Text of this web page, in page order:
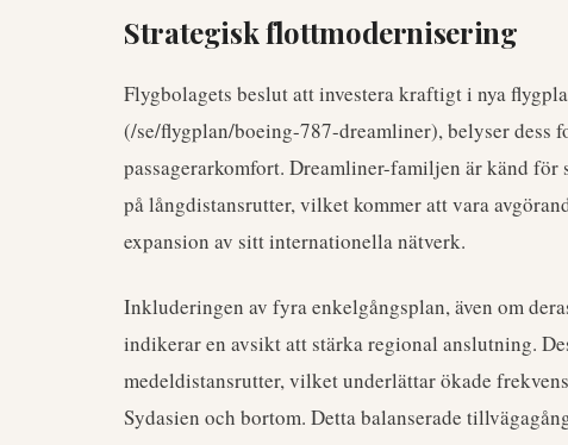
Strategisk flottmodernisering
Flygbolagets beslut att investera kraftigt i nya
(/se/flygplan/boeing-787-dreamliner), belyser dess
passagerarkomfort. Dreamliner-familjen är känd
på långdistansrutter, vilket kommer att vara
expansion av sitt internationella nätverk.
Inkluderingen av fyra enkelgångsplan, även om
indikerar en avsikt att stärka regional anslutning.
medeldistansrutter, vilket underlättar ökade
Sydasien och bortom. Detta balanserade